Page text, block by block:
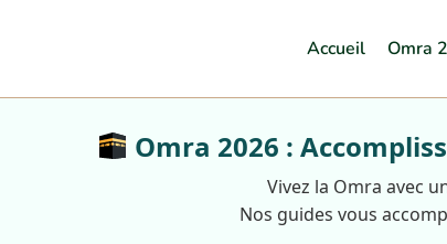
Accueil Omra
Omra 2026 :
Vivez la Omra avec
Nos guides vous